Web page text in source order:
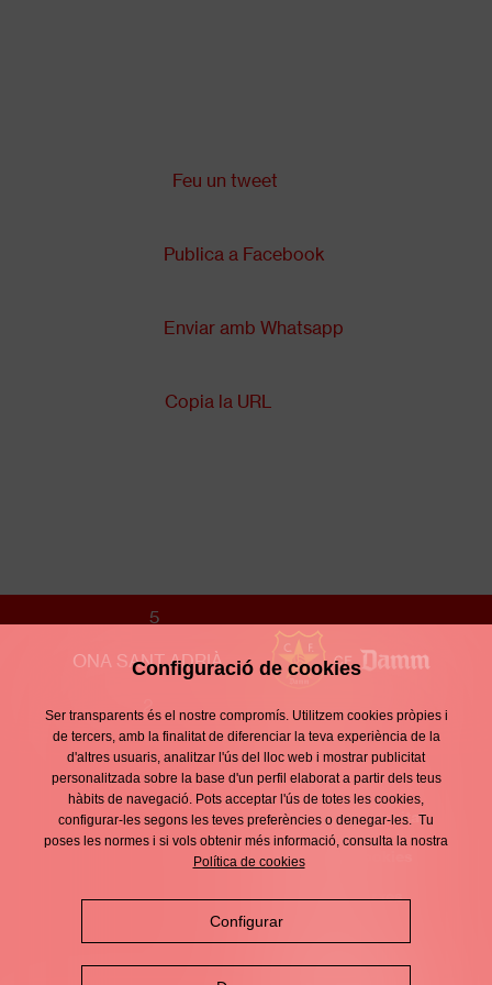
Feu un tweet
Publica a Facebook
Enviar amb Whatsapp
Copia la URL
5
ONA SANT ADRIÀ
2
Enllaços
d'interès
Contacte
Footer
menu
Avís legal
Política de privacitat
Política de cookies
Política de xarxes
Configuració de cookies
Ser transparents és el nostre compromís. Utilitzem cookies pròpies i
de tercers, amb la finalitat de diferenciar la teva experiència de la
d'altres usuaris, analitzar l'ús del lloc web i mostrar publicitat
personalitzada sobre la base d'un perfil elaborat a partir dels teus
hàbits de navegació. Pots acceptar l'ús de totes les cookies,
configurar-les segons les teves preferències o denegar-les. Tu
poses les normes i si vols obtenir més informació, consulta la nostra
Política de cookies
Configurar